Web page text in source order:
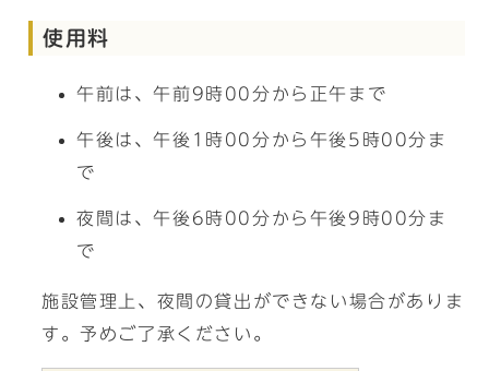
使用料
午前は、午前9時00分から正午まで
午後は、午後1時00分から午後5時00分ま
で
夜間は、午後6時00分から午後9時00分ま
で
施設管理上、夜間の貸出ができない場合がありま
す。予めご了承ください。